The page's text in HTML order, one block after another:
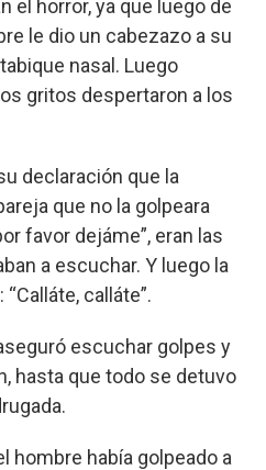
el horror, ya que luego de
le dio un cabezazo a su
nasal. Luego
gritos despertaron a los
declaración que la
que no la golpeara
favor dejáme”, eran las
a escuchar. Y luego la
calláte”.
escuchar golpes y
hasta que todo se detuvo
hombre había golpeado a